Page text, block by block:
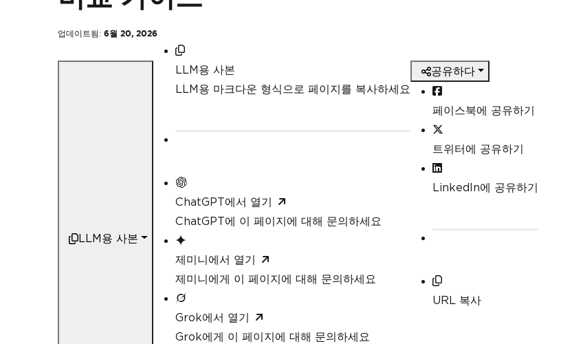
업데이트됨: 6월 20, 2026
LLM용 사본
LLM용 사본
LLM용 마크다운 형식으로 페이지를 복사하세요
ChatGPT에서 열기
ChatGPT에 이 페이지에 대해 문의하세요
제미니에서 열기
제미니에게 이 페이지에 대해 문의하세요
Grok에서 열기
Grok에게 이 페이지에 대해 문의하세요
공유하다
페이스북에 공유하기
트위터에 공유하기
LinkedIn에 공유하기
URL 복사